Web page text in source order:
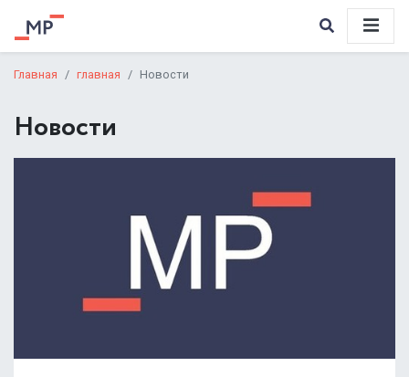
Главная главная Новости
Новости